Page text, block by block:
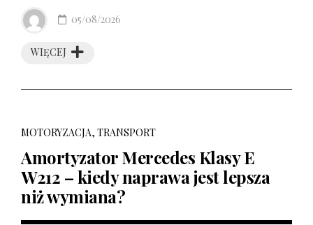
WIĘCEJ
05/08/2026
MOTORYZACJA, TRANSPORT
Amortyzator Mercedes Klasy E
W212 – kiedy naprawa jest lepsza
niż wymiana?